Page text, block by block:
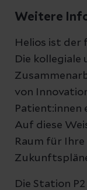
Weitere
Helios ist der
Die
von
Patient:innen
Auf diese
Raum für
Die Station